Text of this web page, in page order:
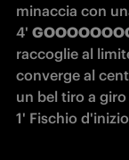
minaccia con
4'
raccoglie al
converge al
un bel tiro a
1' Fischio